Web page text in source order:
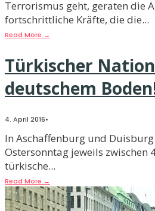
Terrorismus geht, geraten die
fortschrittliche Kräfte, die die...
Read More →
Türkischer
deutschem
4. April 2016•
In Aschaffenburg und
Ostersonntag jeweils zwischen
türkische...
Read More →